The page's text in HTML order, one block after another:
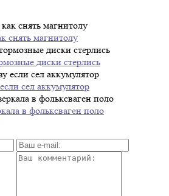
снять магнитолу
диски стерлись
сел аккумулятор
в фольксваген поло